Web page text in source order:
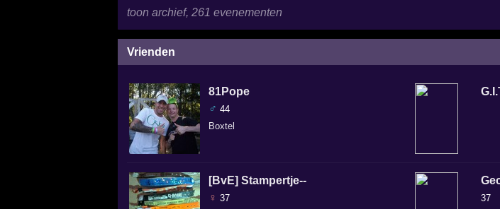
toon archief, 261 evenementen
Vrienden
81Pope
♂ 44
Boxtel
[BvE] Stampertje--
♀ 37
37